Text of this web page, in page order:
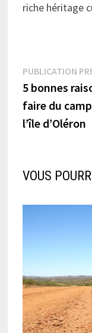
riche héritage
de
l’article
PUBLICATION
5 bonnes
faire du
l’île d’Oléron
VOUS